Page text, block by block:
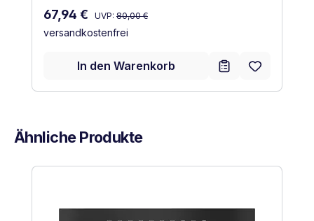
Verkaufspreis:
67,94 € Regulärer Preis:
UVP: 80,00 €
versandkostenfrei
In den Warenkorb
Ähnliche Produkte
Produktgalerie überspringen